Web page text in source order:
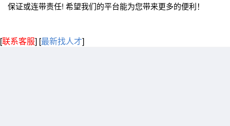
保证或连带责任! 希望我们的平台能为您带来更多的便利！
[联系客服] [最新找人才]